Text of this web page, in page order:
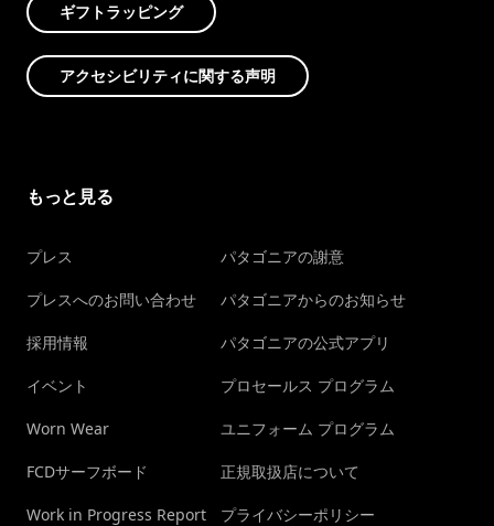
ギフトラッピング
アクセシビリティに関する声明
もっと見る
プレス
プレスへのお問い合わせ
採用情報
イベント
Worn Wear
FCDサーフボード
Work in Progress Report
パタゴニアの謝意
パタゴニアからのお知らせ
パタゴニアの公式アプリ
プロセールス プログラム
ユニフォーム プログラム
正規取扱店について
プライバシーポリシー